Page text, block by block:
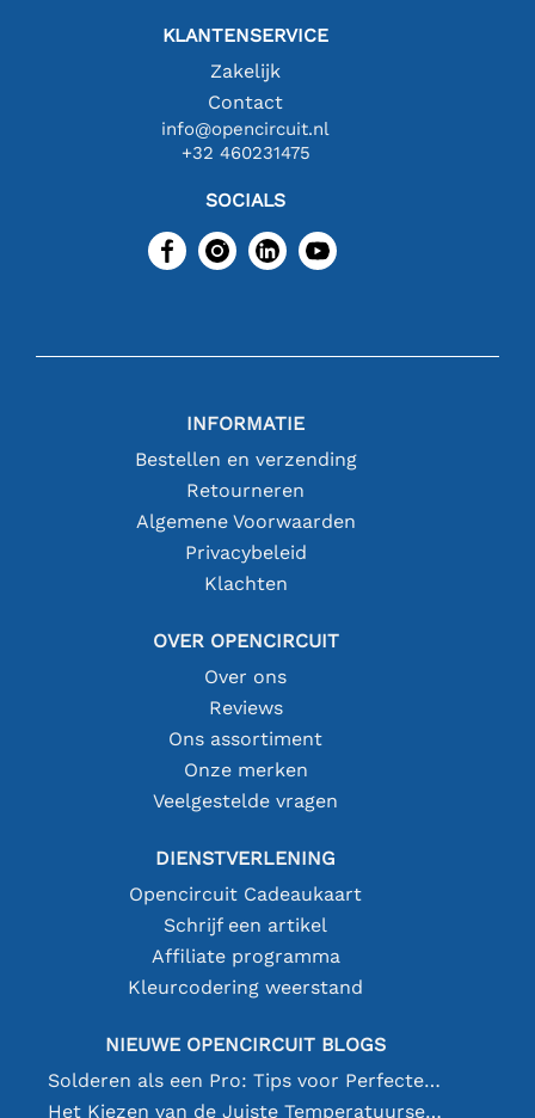
KLANTENSERVICE
Zakelijk
Contact
info@opencircuit.nl
+32 460231475
SOCIALS
INFORMATIE
Bestellen en verzending
Retourneren
Algemene Voorwaarden
Privacybeleid
Klachten
OVER OPENCIRCUIT
Over ons
Reviews
Ons assortiment
Onze merken
Veelgestelde vragen
DIENSTVERLENING
Opencircuit Cadeaukaart
Schrijf een artikel
Affiliate programma
Kleurcodering weerstand
NIEUWE OPENCIRCUIT BLOGS
Solderen als een Pro: Tips voor Perfecte Elektronische Verbindingen
Het Kiezen van de Juiste Temperatuursensor [youtube]